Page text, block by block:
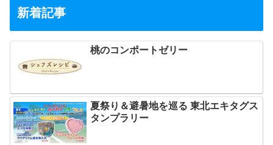
新着記事
桃のコンポートゼリー
夏祭り＆避暑地を巡る 東北エキタグス
タンプラリー